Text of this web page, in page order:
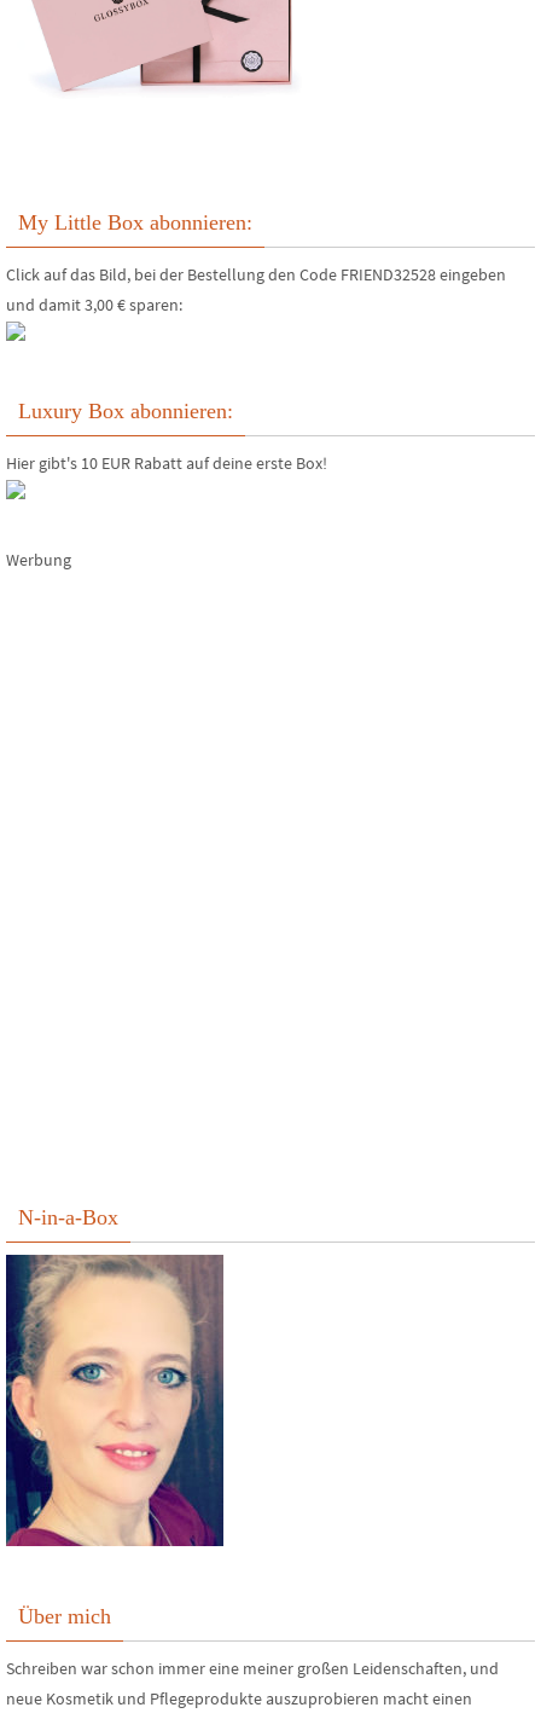
My Little Box abonnieren:
Click auf das Bild, bei der Bestellung den Code FRIEND32528 eingeben
und damit 3,00 € sparen:
Luxury Box abonnieren:
Hier gibt's 10 EUR Rabatt auf deine erste Box!
Werbung
N-in-a-Box
Über mich
Schreiben war schon immer eine meiner großen Leidenschaften, und
neue Kosmetik und Pflegeprodukte auszuprobieren macht einen